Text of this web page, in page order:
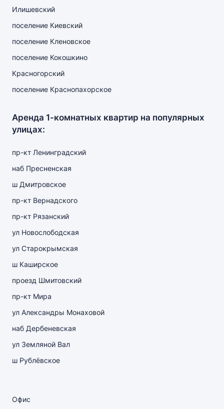
Илишевский
поселение Киевский
поселение Кленовское
поселение Кокошкино
Красногорский
поселение Краснопахорское
Аренда 1-комнатных квартир на популярных
улицах:
пр-кт Ленинградский
наб Пресненская
ш Дмитровское
пр-кт Вернадского
пр-кт Рязанский
ул Новослободская
ул Старокрымская
ш Каширское
проезд Шмитовский
пр-кт Мира
ул Александры Монаховой
наб Дербеневская
ул Земляной Вал
ш Рублёвское
Офис